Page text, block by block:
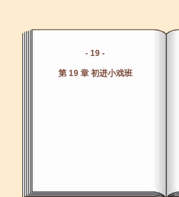
- 19 -
第 19 章 初进小戏班